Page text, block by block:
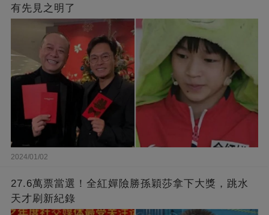
有先見之明了
2024/01/02
27.6萬票當選！全紅嬋險勝孫穎莎拿下大獎，跳水
天才刷新紀錄